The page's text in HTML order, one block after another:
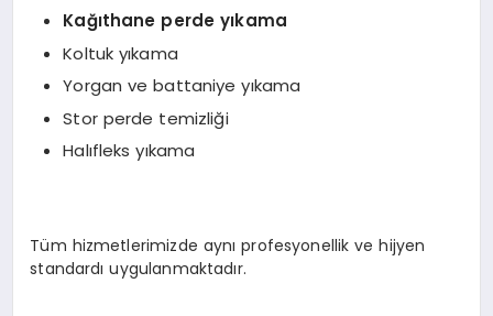
Kağıthane perde yıkama
Koltuk yıkama
Yorgan ve battaniye yıkama
Stor perde temizliği
Halıfleks yıkama
Tüm hizmetlerimizde aynı profesyonellik ve hijyen
standardı uygulanmaktadır.